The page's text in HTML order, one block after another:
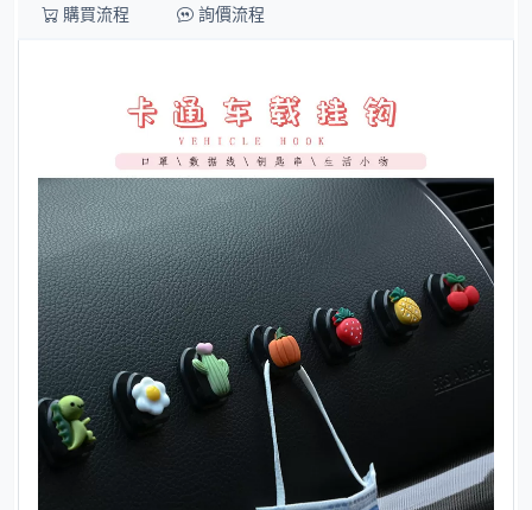
購買流程 詢價流程